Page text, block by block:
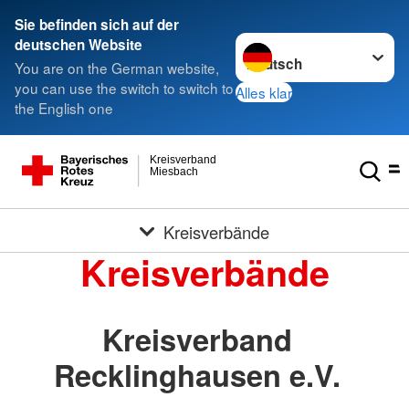
Sie befinden sich auf der
deutschen Website
You are on the German website,
you can use the switch to switch to
the English one
Sprache wechseln zu
Alles klar
Miesbach
Kreisverband
Kreisverbände
Kreisverbände
Kreisverband
Recklinghausen e.V.